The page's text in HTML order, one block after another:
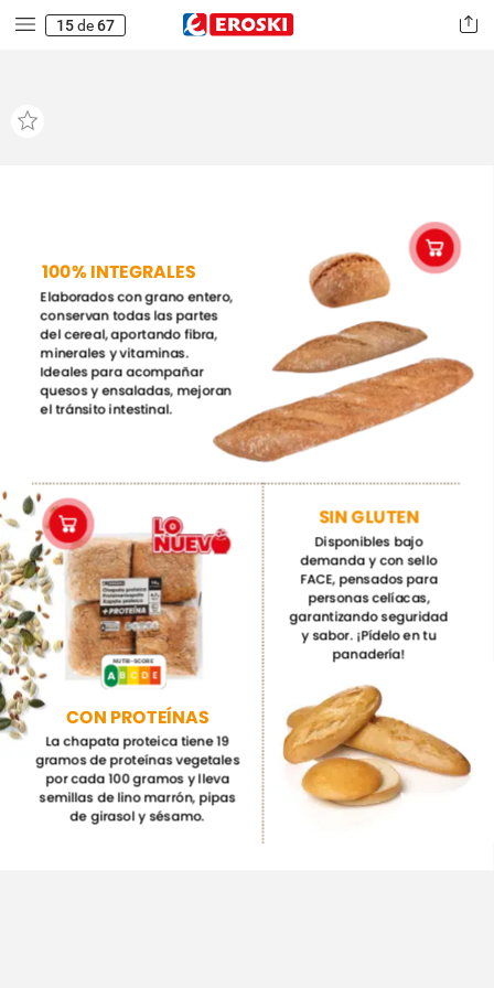
15de67
100%INTEGRALES
CON PROTEÍNAS
Elaboradoscongrano entero,
conservantodas las partes
delcereal,aportandofibra,
mineralesyvitaminas.
Ideales paraacompañar
quesosyensaladas, mejoran
eltránsitointestinal.
La chapata proteicatiene19
gramosde proteínasvegetales
porcada 100gramosylleva
semillasde lino marrón, pipas
degirasol ysésamo.
A B D E
C
NUTRI-SCORE
A
SINGLUTEN
Disponibles bajo
demanda ycon sello
FACE, pensados para
personascelíacas,
garantizandoseguridad
ysabor. ¡Pídeloentu
panadería!